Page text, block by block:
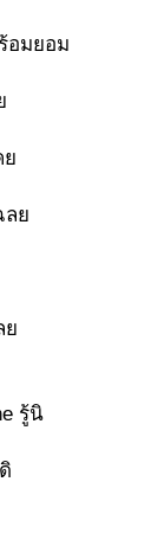
อมยอม
ย
ลย
ย
รู้นิ